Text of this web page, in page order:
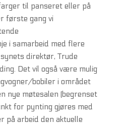
til panseret eller på
første gang vi
i samarbeid med flere
direktør, Trude
Det vil også være mulig
bobiler i området
nye møtesalen (begrenset
for pynting gjøres med
på arbeid den aktuelle